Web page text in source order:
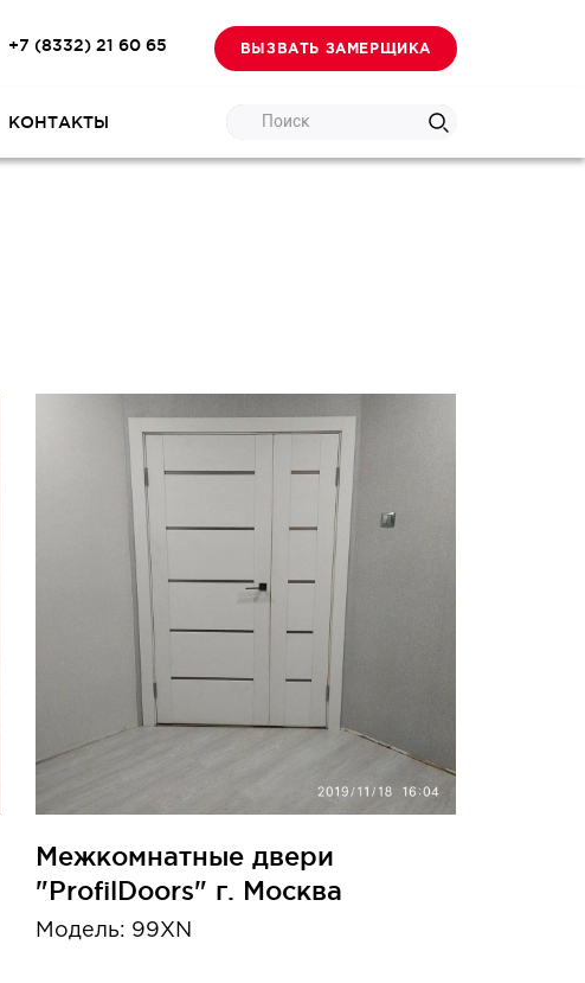
ВЫЗВАТЬ ЗАМЕРЩИКА
+7 (8332) 21 60 65
КОНТАКТЫ Поиск
Межкомнатные двери
"ProfilDoors" г. Москва
Модель: 99XN